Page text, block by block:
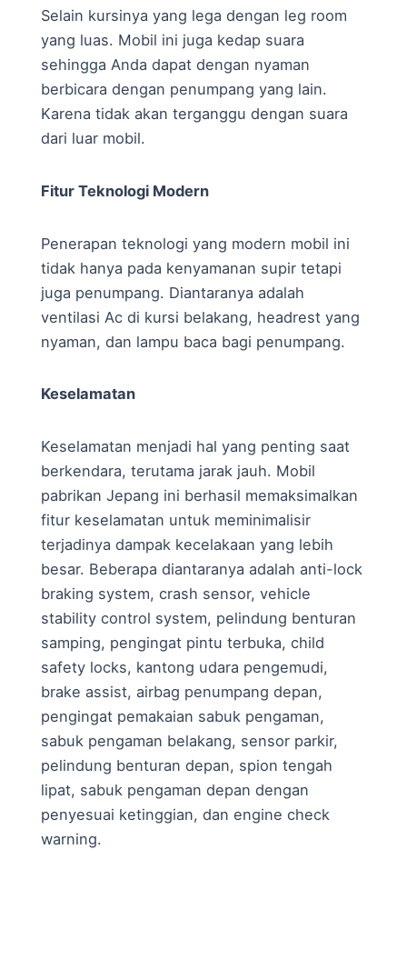
Selain kursinya yang lega dengan leg room
yang luas. Mobil ini juga kedap suara
sehingga Anda dapat dengan nyaman
berbicara dengan penumpang yang lain.
Karena tidak akan terganggu dengan suara
dari luar mobil.
Fitur Teknologi Modern
Penerapan teknologi yang modern mobil ini
tidak hanya pada kenyamanan supir tetapi
juga penumpang. Diantaranya adalah
ventilasi Ac di kursi belakang, headrest yang
nyaman, dan lampu baca bagi penumpang.
Keselamatan
Keselamatan menjadi hal yang penting saat
berkendara, terutama jarak jauh. Mobil
pabrikan Jepang ini berhasil memaksimalkan
fitur keselamatan untuk meminimalisir
terjadinya dampak kecelakaan yang lebih
besar. Beberapa diantaranya adalah anti-lock
braking system, crash sensor, vehicle
stability control system, pelindung benturan
samping, pengingat pintu terbuka, child
safety locks, kantong udara pengemudi,
brake assist, airbag penumpang depan,
pengingat pemakaian sabuk pengaman,
sabuk pengaman belakang, sensor parkir,
pelindung benturan depan, spion tengah
lipat, sabuk pengaman depan dengan
penyesuai ketinggian, dan engine check
warning.